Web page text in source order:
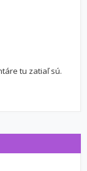
tu zatiaľ sú.